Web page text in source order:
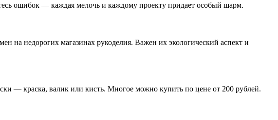
ошибок — каждая мелочь и каждому проекту придает особый шарм.
на недорогих магазинах рукоделия. Важен их экологический аспект и
— краска, валик или кисть. Многое можно купить по цене от 200 рублей.